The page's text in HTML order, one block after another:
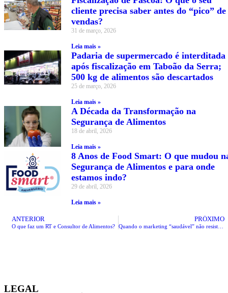
cliente precisa saber antes do “pico” de
vendas?
31 de março, 2026
Leia mais »
Padaria de supermercado é interditada
após fiscalização em Taboão da Serra;
500 kg de alimentos são descartados
25 de março, 2026
Leia mais »
A Década da Transformação na
Segurança de Alimentos
18 de abril, 2026
Leia mais »
8 Anos de Food Smart: O que mudou
Segurança de Alimentos e para onde
estamos indo?
29 de abril, 2026
Leia mais »
ANTERIOR
O que faz um RT e Consultor de Alimentos?
PRÓXIMO
Quando o marketing “saudável” não resiste à fiscalização
LEGAL